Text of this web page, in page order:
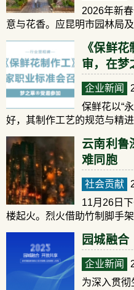
2026年新
意与花香。应昆明市园林局
《保鲜
审，在梦
企业新闻
保鲜花以“
好，其制作工艺的规范与精
云南利鲁
难同胞
社会贡献
11月26日
楼起火。烈火借助竹制脚手
园城融
企业新闻
为深入贯